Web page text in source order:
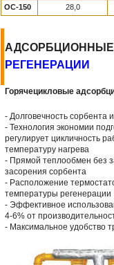
OC-150
28,0
АДСОРБЦИОННЫЕ
РЕГЕНЕРАЦИИ
Горячецикловые
- Долговечность сорбента
- Технология экономии
регулирует цикличность
температуру нагрева
- Прямой теплообмен без
засорения сорбента
- Расположение
температуры регенерации
- Эффективное
4-6% от
- Максимальное удобство